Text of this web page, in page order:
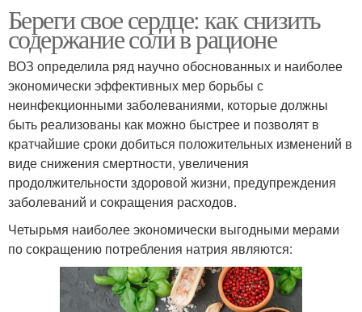
Береги свое сердце: как снизить
содержание соли в рационе
ВОЗ определила ряд научно обоснованных и наиболее
экономически эффективных мер борьбы с
неинфекционными заболеваниями, которые должны
быть реализованы как можно быстрее и позволят в
кратчайшие сроки добиться положительных изменений в
виде снижения смертности, увеличения
продолжительности здоровой жизни, предупреждения
заболеваний и сокращения расходов.
Четырьмя наиболее экономически выгодными мерами
по сокращению потребления натрия являются: